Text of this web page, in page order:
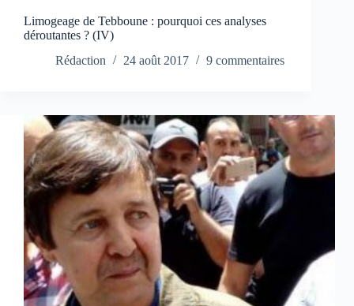
Limogeage de Tebboune : pourquoi ces analyses
déroutantes ? (IV)
Rédaction
24 août 2017 9 commentaires